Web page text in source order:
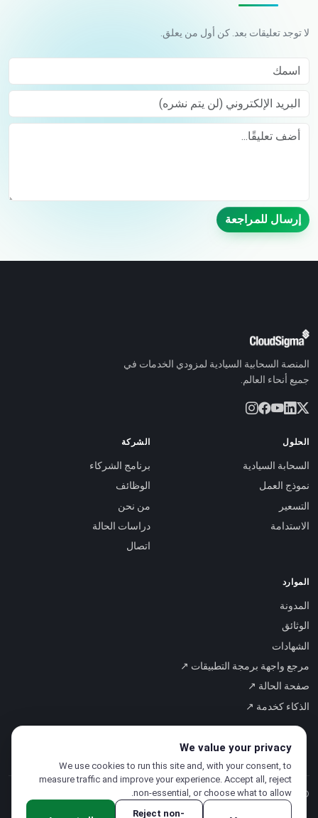
لا توجد تعليقات بعد. كن أول من يعلق.
اسمك
البريد الإلكتروني (لن يتم نشره)
إرسال للمراجعة
المنصة السحابية السيادية لمزودي الخدمات في
جميع أنحاء العالم.
الحلول
السحابة السيادية
نموذج العمل
التسعير
الاستدامة
الشركة
برنامج الشركاء
الوظائف
من نحن
دراسات الحالة
اتصال
الموارد
المدونة
الوثائق
الشهادات
مرجع واجهة برمجة التطبيقات ↗
صفحة الحالة ↗
الذكاء كخدمة ↗
© 2026 CloudSigma Holding AG. جميع الحقوق محفوظة
We value your privacy
We use cookies to run this site and, with your consent, to
measure traffic and improve your experience. Accept all, reject
non-essential, or choose what to allow.
Reject non-